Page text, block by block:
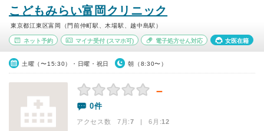
こどもみらい富岡クリニック
東京都江東区富岡（門前仲町駅、木場駅、越中島駅）
ネット予約 マイナ受付(スマホ可) 電子処方せん対応 女医在籍
土曜（〜15:30）・日曜・祝日 朝（8:30〜）
－
0件
アクセス数 7月:7 | 6月:12